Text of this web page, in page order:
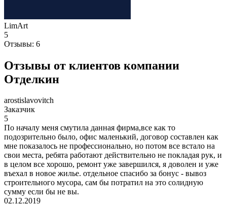
LimArt
5
Отзывы: 6
Отзывы от клиентов компании
Отделкин
arostislavovitch
Заказчик
5
По началу меня смутила данная фирма,все как то
подозрительно было, офис маленький, договор составлен как
мне показалось не профессионально, но потом все встало на
свои места, ребята работают действительно не покладая рук, и
в целом все хорошо, ремонт уже завершился, я доволен и уже
въехал в новое жилье. отдельное спасибо за бонус - вывоз
строительного мусора, сам бы потратил на это солидную
сумму если бы не вы.
02.12.2019